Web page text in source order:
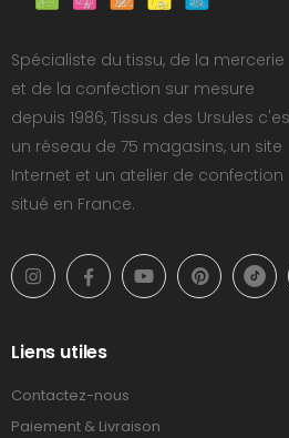
Spécialiste du tissu, de la mercerie
et de la confection sur mesure
depuis 1986, Tissus des Ursules
un réseau de 75 magasins, un site
Internet et un atelier de confection
situé en France.
Liens utiles
Contactez-nous
Paiement & Livraison